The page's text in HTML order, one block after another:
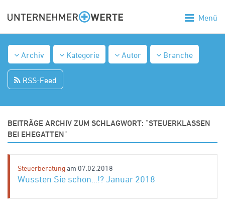
Menü
Archiv Kategorie Autor Branche
RSS-Feed
BEITRÄGE ARCHIV ZUM SCHLAGWORT: "STEUERKLASSEN
BEI EHEGATTEN"
Steuerberatung am 07.02.2018
Wussten Sie schon...!? Januar 2018